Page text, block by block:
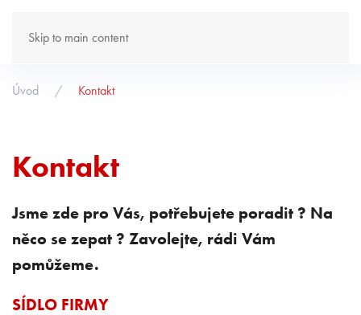
Skip to main content
Úvod Kontakt
Kontakt
Jsme zde pro Vás, potřebujete poradit ? Na
něco se zepat ? Zavolejte, rádi Vám
pomůžeme.
SÍDLO FIRMY